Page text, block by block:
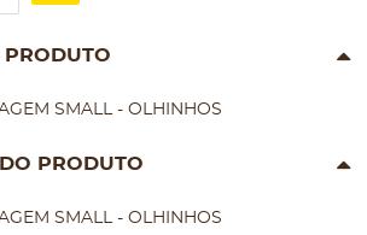
PRODUTO
SMALL - OLHINHOS
PRODUTO
SMALL - OLHINHOS